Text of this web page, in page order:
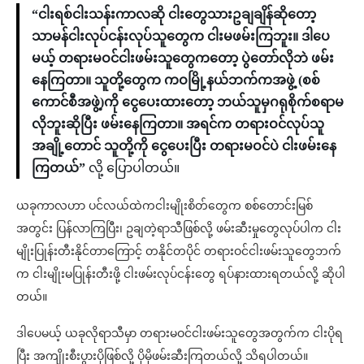
“ငါးရစ်ငါးသန်းကာလဆို ငါးတွေသားဥချချိန်ဆိုတော့
သာမန်ငါးလုပ်ငန်းလုပ်သူတွေက ငါးမဖမ်းကြဘူး။ ဒါပေ
မယ့် တရားမဝင်ငါးဖမ်းသူတွေကတော့ ပွဲတော်လိုဘဲ ဖမ်း
နေကြတာ။ သူတို့တွေက ကဝမြို့နယ်ဘက်ကအဖွဲ့ (စစ်
ကောင်စီအဖွဲ့)ကို ငွေပေးထားတော့ ဘယ်သူမှဂရုစိုက်စရာမ
လိုဘူးဆိုပြီး ဖမ်းနေကြတာ။ အရင်က တရားဝင်လုပ်သူ
အချို့တောင် သူတို့ကို ငွေပေးပြီး တရားမဝင်ပဲ ငါးဖမ်းနေ
ကြတယ်” လို့ ပြောပါတယ်။
ယခုကာလဟာ ပင်လယ်ထဲကငါးမျိုးစိတ်တွေက စစ်တောင်းမြစ်
အတွင်း ပြန်လာကြပြီး၊ ဥချတဲ့ရာသီဖြစ်လို့ ဖမ်းဆီးမှုတွေလုပ်ပါက ငါး
မျိုးပြုန်းတီးနိုင်တာကြောင့် တနိုင်တပိုင် တရားဝင်ငါးဖမ်းသူတွေဘက်
က ငါးမျိုးမပြုန်းတီးဖို့ ငါးဖမ်းလုပ်ငန်းတွေ ရပ်နားထားရတယ်လို့ ဆိုပါ
တယ်။
ဒါပေမယ့် ယခုလိုရာသီမှာ တရားမဝင်ငါးဖမ်းသူတွေအတွက်က ငါးပိုရ
ပြီး အကျိုးစီးပွားပိုဖြစ်လို့ ပိုမိုဖမ်းဆီးကြတယ်လို့ သိရပါတယ်။